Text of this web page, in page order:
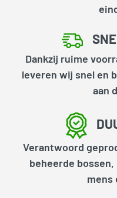
Dankzij ruime
leveren wij snel en
aan
Verantwoord
beheerde
mens